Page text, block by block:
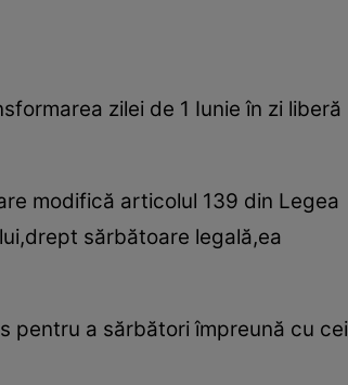
zilei de 1 Iunie în zi liberă
modifică articolul 139 din Legea
sărbătoare legală,ea
pentru a sărbători împreună cu cei